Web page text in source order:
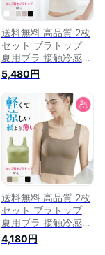
送料無料 高品質 2枚
セット ブラトップ
夏用ブラ 接触冷感
夏ブラ 涼しい ブラ
ジャー 春夏 軽量 吸
汗 速乾 通気性 ひび
きにくい ワイヤレス
ノンワイヤーブラ 下
着 ムレにくい ベタ
つきにくい ひんやり
軽い ブラ ナイトブ
ラ 紙より薄い
5,480円
送料無料 高品質 2枚
セット ブラトップ
夏用ブラ 接触冷感
夏ブラ 涼しい ブラ
ジャー 春夏 軽量 吸
4,180円